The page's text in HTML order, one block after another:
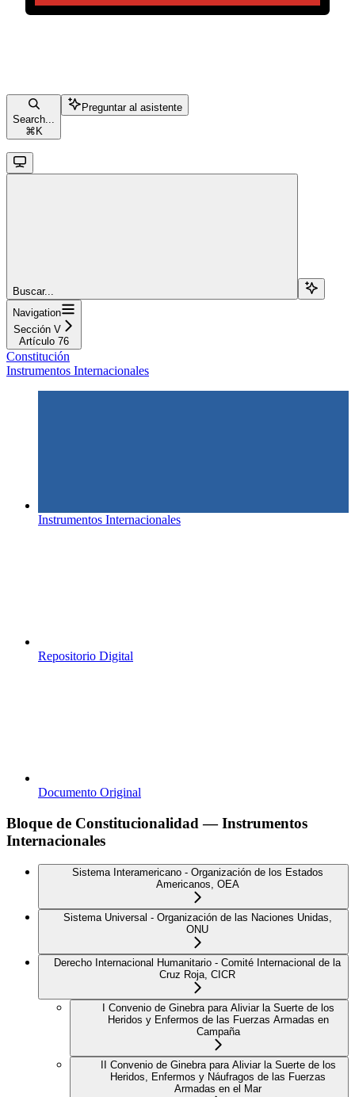
Search...
⌘ K
Preguntar al asistente
Buscar...
Navigation
Sección V
Artículo 76
Constitución
Instrumentos Internacionales
Instrumentos Internacionales
Repositorio Digital
Documento Original
Bloque de Constitucionalidad — Instrumentos
Internacionales
Sistema Interamericano - Organización de los Estados
Americanos, OEA
Sistema Universal - Organización de las Naciones Unidas,
ONU
Derecho Internacional Humanitario - Comité Internacional de la
Cruz Roja, CICR
I Convenio de Ginebra para Aliviar la Suerte de los
Heridos y Enfermos de las Fuerzas Armadas en
Campaña
II Convenio de Ginebra para Aliviar la Suerte de los
Heridos, Enfermos y Náufragos de las Fuerzas
Armadas en el Mar